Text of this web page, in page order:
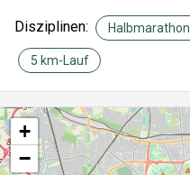
Disziplinen: Halbmarathon
5 km-Lauf
+
−